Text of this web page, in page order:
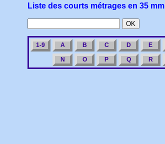
Liste des courts métrages en 35 mm
1-9 A B C D E
N O P Q R